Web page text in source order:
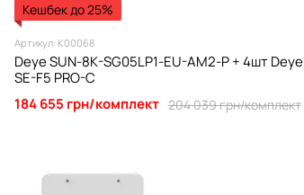
Кешбек до 25%
Артикул: К00068
Deye SUN-8K-SG05LP1-EU-AM2-P + 4шт Deye
SE-F5 PRO-C
204 039 грн/комплект
184 655 грн/комплект